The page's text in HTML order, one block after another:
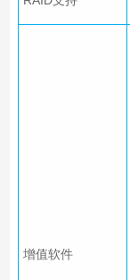
增值软件